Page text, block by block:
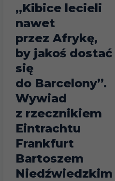
„Kibice lecieli
nawet
przez Afrykę,
by jakoś dostać
się
do Barcelony”.
Wywiad
z rzecznikiem
Eintrachtu
Frankfurt
Bartoszem
Niedźwiedzkim